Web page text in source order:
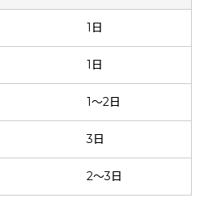
1日
1日
1～2日
3日
2～3日